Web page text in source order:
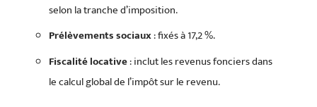
selon la tranche d’imposition.
Prélèvements sociaux: fixés à 17,2 %.
Fiscalité locative: inclut les revenus fonciers dans
le calcul global de l’impôt sur le revenu.